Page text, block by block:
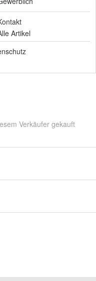
Artikel
Verkäufer gekauft